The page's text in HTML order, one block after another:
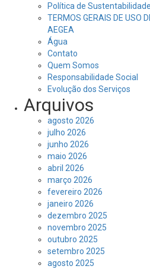
Política de Sustentabilidade
TERMOS GERAIS DE USO
AEGEA
Água
Contato
Quem Somos
Responsabilidade Social
Evolução dos Serviços
Arquivos
agosto 2026
julho 2026
junho 2026
maio 2026
abril 2026
março 2026
fevereiro 2026
janeiro 2026
dezembro 2025
novembro 2025
outubro 2025
setembro 2025
agosto 2025